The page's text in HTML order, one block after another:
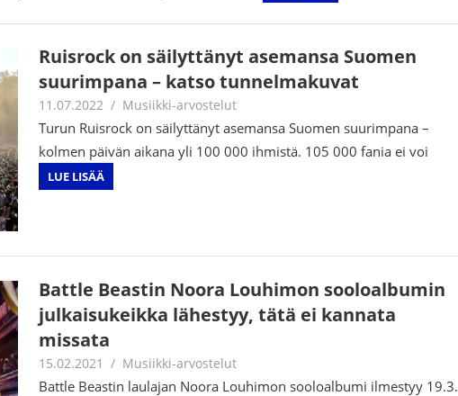
Ruisrock on säilyttänyt asemansa Suomen
suurimpana – katso tunnelmakuvat
11.07.2022 Juha Kaunisto
Musiikki-arvostelut
Turun Ruisrock on säilyttänyt asemansa Suomen suurimpana –
kolmen päivän aikana yli 100 000 ihmistä. 105 000 fania ei voi
LUE LISÄÄ
Battle Beastin Noora Louhimon sooloalbumin
julkaisukeikka lähestyy, tätä ei kannata
missata
15.02.2021 Juha Kaunisto
Musiikki-arvostelut
Battle Beastin laulajan Noora Louhimon sooloalbumi ilmestyy 19.3.